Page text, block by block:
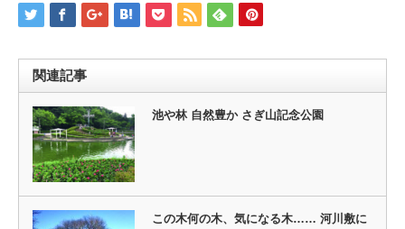
関連記事
池や林 自然豊か さぎ山記念公園
この木何の木、気になる木…… 河川敷に